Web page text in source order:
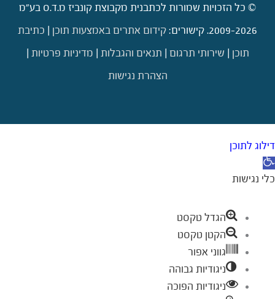
© כל הזכויות שמורות לכתבנית מקבוצת קונביז מ.ד.ס בע"מ
2009-2026. קישורים:
קידום אתרים באמצעות תוכן | כתיבת
תוכן | שירותי תרגום | תנאים והגבלות | מדיניות פרטיות |
הצהרת נגישות
דילוג לתוכן
פתח סרגל נגישות
כלי נגישות
הגדל טקסט
הקטן טקסט
גווני אפור
ניגודיות גבוהה
ניגודיות הפוכה